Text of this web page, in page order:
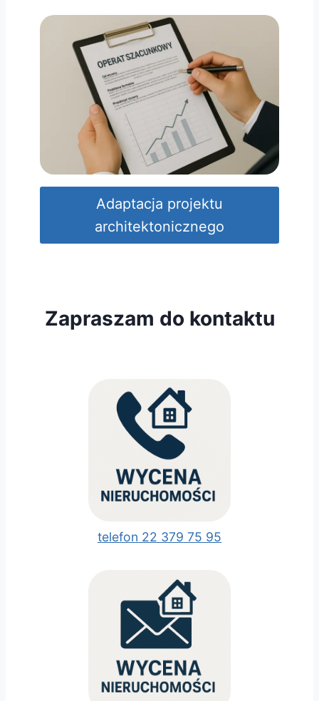
Adaptacja projektu
architektonicznego
Zapraszam do kontaktu
telefon 22 379 75 95